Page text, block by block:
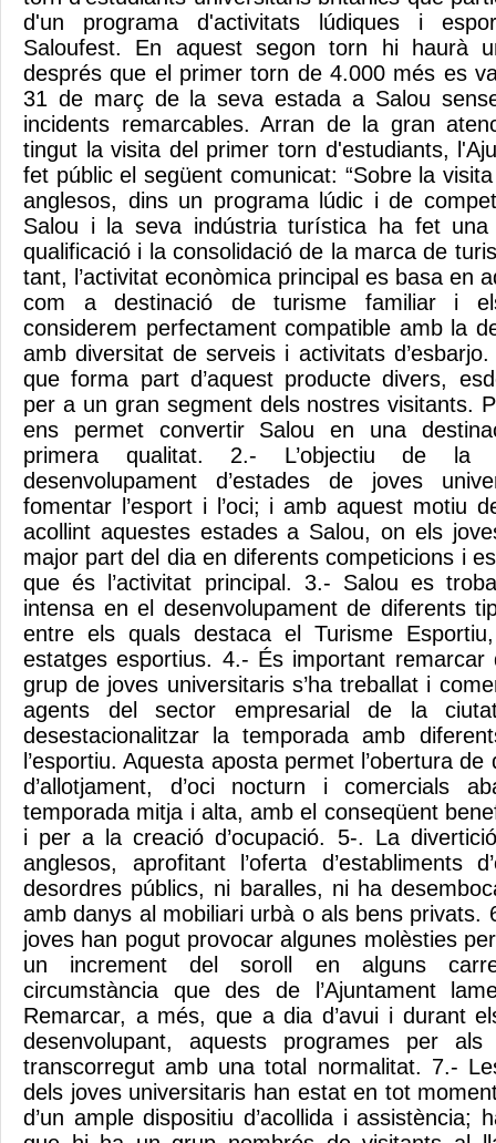
d'un programa d'activitats lúdiques i
Saloufest. En aquest segon torn hi haurà
després que el primer torn de 4.000 més es
31 de març de la seva estada a Salou
incidents remarcables. Arran de la gran
tingut la visita del primer torn d'estudiants,
fet públic el següent comunicat: “Sobre la
anglesos, dins un programa lúdic i de
Salou i la seva indústria turística ha fet
qualificació i la consolidació de la marca de
tant, l’activitat econòmica principal es basa en
com a destinació de turisme familiar i
considerem perfectament compatible amb la
amb diversitat de serveis i activitats d’esbarjo.
que forma part d’aquest producte divers,
per a un gran segment dels nostres visitants.
ens permet convertir Salou en una
primera qualitat. 2.- L’objectiu de la
desenvolupament d’estades de joves
fomentar l’esport i l’oci; i amb aquest motiu
acollint aquestes estades a Salou, on els
major part del dia en diferents competicions i
que és l’activitat principal. 3.- Salou es
intensa en el desenvolupament de diferents
entre els quals destaca el Turisme
estatges esportius. 4.- És important remarcar
grup de joves universitaris s’ha treballat i
agents del sector empresarial de la
desestacionalitzar la temporada amb
l’esportiu. Aquesta aposta permet l’obertura
d’allotjament, d’oci nocturn i comercials
temporada mitja i alta, amb el conseqüent
i per a la creació d’ocupació. 5-. La
anglesos, aprofitant l’oferta d’establiments
desordres públics, ni baralles, ni ha
amb danys al mobiliari urbà o als bens privats.
joves han pogut provocar algunes molèsties
un increment del soroll en alguns
circumstància que des de l’Ajuntament
Remarcar, a més, que a dia d’avui i durant
desenvolupant, aquests programes per
transcorregut amb una total normalitat. 7.-
dels joves universitaris han estat en tot
d’un ample dispositiu d’acollida i assistència;